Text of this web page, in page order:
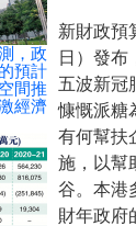
，政
預計
間推
經濟
新財政預
日）發布
五波新冠
慷慨派糖
有何幫扶
施，以幫
谷。本港
財年政府